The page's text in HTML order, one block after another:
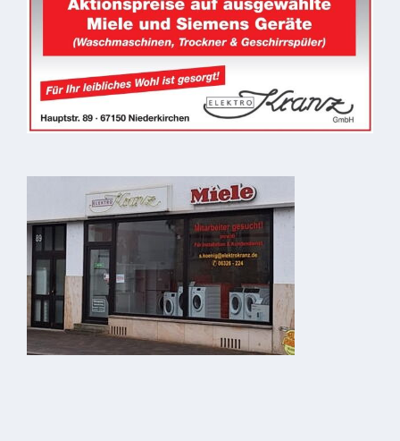
Sitemap
Downloads
Historisches
Bau
Bürgerhospital
Deidesheim
Akten
ab
1793
Geplante
Regionalbahn